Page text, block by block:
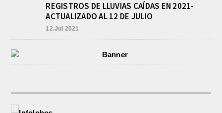
REGISTROS DE LLUVIAS CAÍDAS EN 2021-
ACTUALIZADO AL 12 DE JULIO
12.Jul 2021